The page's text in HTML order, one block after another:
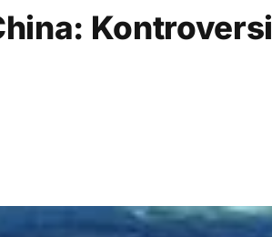
Kontroversi